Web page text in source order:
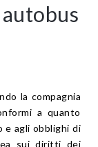
la compagnia
a quanto
e agli obblighi di
sui diritti dei